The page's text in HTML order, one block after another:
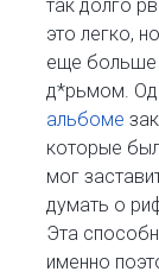
так долго
это легко,
еще больше
д*рьмом.
альбоме
которые
мог
думать о
Эта
именно